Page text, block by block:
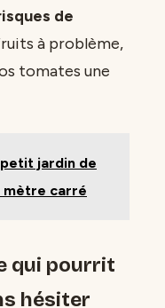
de
à problème,
tomates une
jardin de
mètre carré
qui pourrit
hésiter